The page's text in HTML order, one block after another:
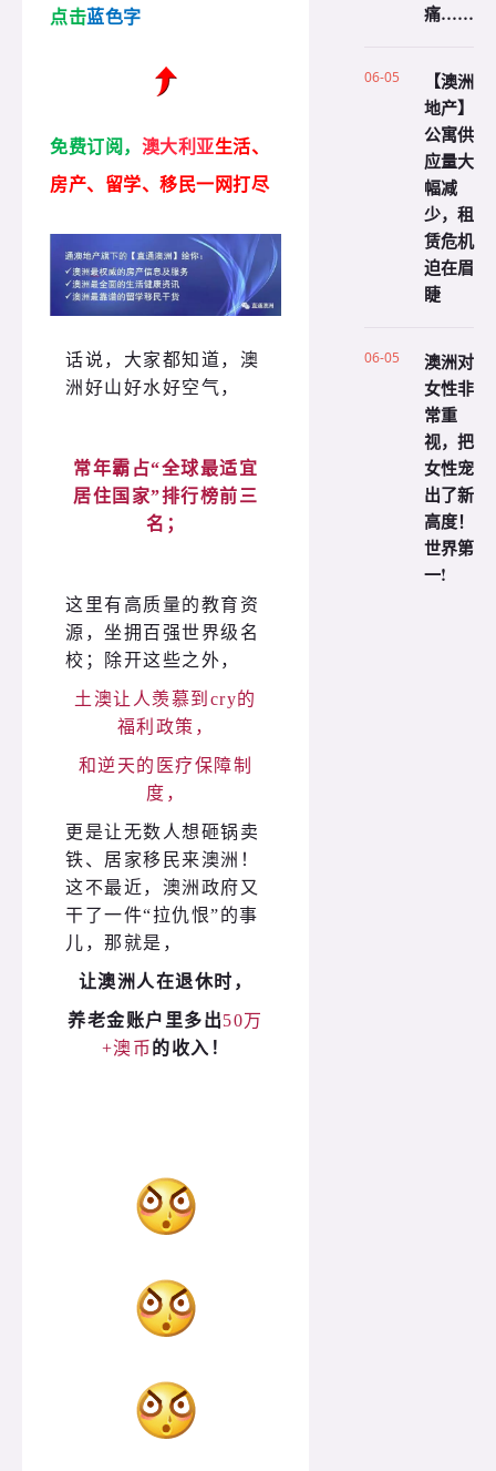
点击蓝色字
免费订阅， 澳大利亚生活、
房产、留学、移民一网打尽
话说，大家都知道，澳
洲好山好水好空气，
常年霸占“全球最适宜
居住国家”排行榜前三
名；
这里有高质量的教育资
源，坐拥百强世界级名
校；
除开这些之外，
土澳让人羡慕到cry的
福利政策，
和逆天的医疗保障制
度，
更是让无数人想砸锅卖
铁、居家移民来澳洲！
这不最近，澳洲政府又
干了一件“拉仇恨”的事
儿，那就是，
让澳洲人在退休时，
养老金账户里多出50万
+澳币 的收入！
痛……
06-05
【澳洲
地产】
公寓供
应量大
幅减
少，租
赁危机
迫在眉
睫
06-05
澳洲对
女性非
常重
视，把
女性宠
出了新
高度！
世界第
一!